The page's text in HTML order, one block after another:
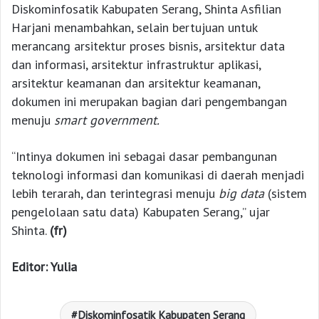
Diskominfosatik Kabupaten Serang, Shinta Asfilian
Harjani menambahkan, selain bertujuan untuk
merancang arsitektur proses bisnis, arsitektur data
dan informasi, arsitektur infrastruktur aplikasi,
arsitektur keamanan dan arsitektur keamanan,
dokumen ini merupakan bagian dari pengembangan
menuju smart government.
“Intinya dokumen ini sebagai dasar pembangunan
teknologi informasi dan komunikasi di daerah menjadi
lebih terarah, dan terintegrasi menuju big data(sistem
pengelolaan satu data) Kabupaten Serang,” ujar
Shinta. (fr)
Editor: Yulia
Diskominfosatik Kabupaten Serang